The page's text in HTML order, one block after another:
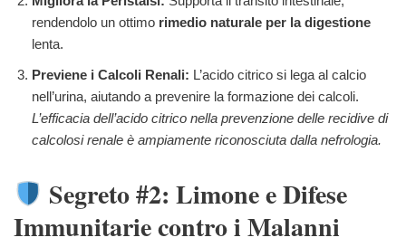
rendendolo un ottimo rimedio naturale per la digestione
lenta.
Previene i Calcoli Renali: L’acido citrico si lega al calcio
nell’urina, aiutando a prevenire la formazione dei calcoli.
L’efficacia dell’acido citrico nella prevenzione delle recidive di
calcolosi renale è ampiamente riconosciuta dalla nefrologia.
Segreto #2: Limone e Difese
Immunitarie contro i Malanni